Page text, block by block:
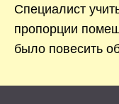
Специалист
пропорции
было повесить